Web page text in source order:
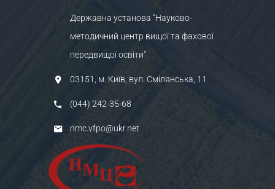
Державна установа "Науково-
методичний центр вищої та фахової
передвищої освіти"
03151, м. Київ, вул. Смілянська, 11
(044) 242-35-68
nmc.vfpo@ukr.net